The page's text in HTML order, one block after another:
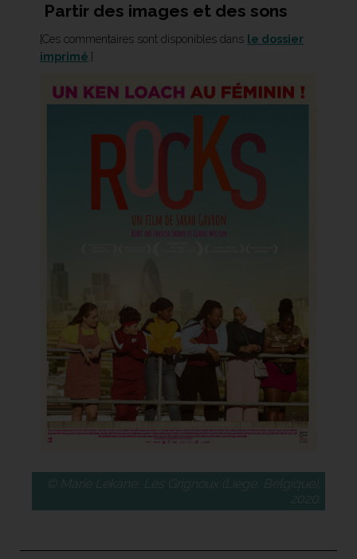
Partir des images et des sons
[Ces commentaires sont disponibles dans le dossier
imprimé .]
© Marie Lekane, Les Grignoux (Liège, Belgique),
2020.